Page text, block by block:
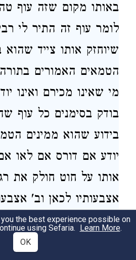
באותו מקום שזה עוף
לומר עוף זה התיר לי
שיוחזק אותו צייד שהוא
הטמאים האמורים
מי שאינו מכירם ואינו
בודק בסימנים כל עוף
בידוע שהוא ממינים
יודע אם דורס אם לאו
אותו על חוט חולק את
אצבעותיו לכאן וב'
שקולט מןהאוירואוכל
ואם ידוע שאינו
the best experience possible on
using Sefaria. Learn More.
OK